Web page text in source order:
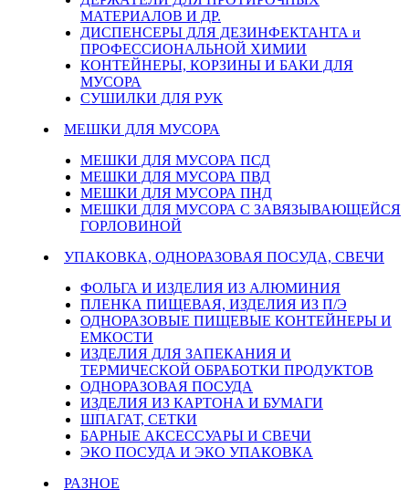
МАТЕРИАЛОВ И ДР.
ДИСПЕНСЕРЫ ДЛЯ ДЕЗИНФЕКТАНТА и
ПРОФЕССИОНАЛЬНОЙ ХИМИИ
КОНТЕЙНЕРЫ, КОРЗИНЫ И БАКИ ДЛЯ
МУСОРА
СУШИЛКИ ДЛЯ РУК
МЕШКИ ДЛЯ МУСОРА
МЕШКИ ДЛЯ МУСОРА ПСД
МЕШКИ ДЛЯ МУСОРА ПВД
МЕШКИ ДЛЯ МУСОРА ПНД
МЕШКИ ДЛЯ МУСОРА С ЗАВЯЗЫВАЮЩЕЙСЯ
ГОРЛОВИНОЙ
УПАКОВКА, ОДНОРАЗОВАЯ ПОСУДА, СВЕЧИ
ФОЛЬГА И ИЗДЕЛИЯ ИЗ АЛЮМИНИЯ
ПЛЕНКА ПИЩЕВАЯ, ИЗДЕЛИЯ ИЗ П/Э
ОДНОРАЗОВЫЕ ПИЩЕВЫЕ КОНТЕЙНЕРЫ И
ЕМКОСТИ
ИЗДЕЛИЯ ДЛЯ ЗАПЕКАНИЯ И
ТЕРМИЧЕСКОЙ ОБРАБОТКИ ПРОДУКТОВ
ОДНОРАЗОВАЯ ПОСУДА
ИЗДЕЛИЯ ИЗ КАРТОНА И БУМАГИ
ШПАГАТ, СЕТКИ
БАРНЫЕ АКСЕССУАРЫ И СВЕЧИ
ЭКО ПОСУДА И ЭКО УПАКОВКА
РАЗНОЕ